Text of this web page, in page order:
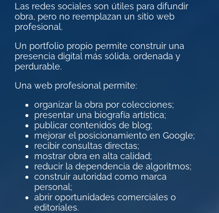
Las redes sociales son útiles para difundir
obra, pero no reemplazan un sitio web
profesional.
Un portfolio propio permite construir una
presencia digital más sólida, ordenada y
perdurable.
Una web profesional permite:
organizar la obra por colecciones;
presentar una biografía artística;
publicar contenidos de blog;
mejorar el posicionamiento en Google;
recibir consultas directas;
mostrar obra en alta calidad;
reducir la dependencia de algoritmos;
construir autoridad como marca
personal;
abrir oportunidades comerciales o
editoriales.